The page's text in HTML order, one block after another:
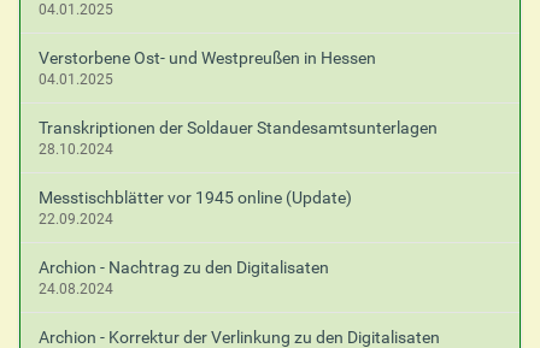
04.01.2025
Verstorbene Ost- und Westpreußen in Hessen
04.01.2025
Transkriptionen der Soldauer Standesamtsunterlagen
28.10.2024
Messtischblätter vor 1945 online (Update)
22.09.2024
Archion - Nachtrag zu den Digitalisaten
24.08.2024
Archion - Korrektur der Verlinkung zu den Digitalisaten